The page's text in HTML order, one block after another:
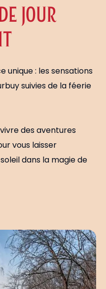
JOUR
unique : les sensations
suivies de la féerie
des aventures
vous laisser
dans la magie de